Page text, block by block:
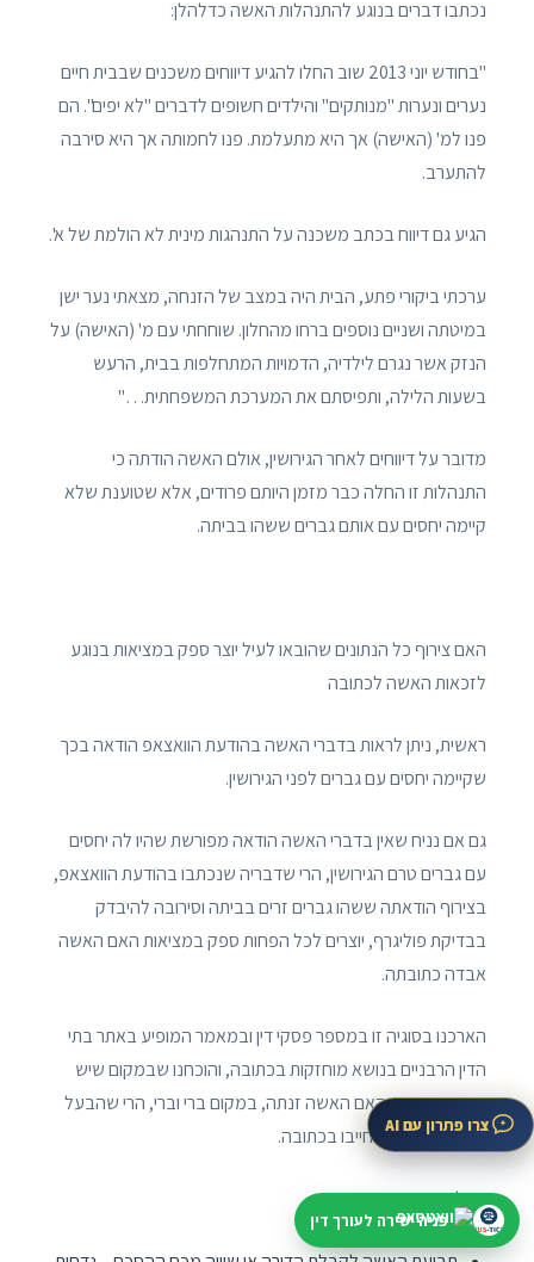
נכתבו דברים בנוגע להתנהלות האשה כדלהלן:
"בחודש יוני 2013 שוב החלו להגיע דיווחים משכנים שבבית חיים
נערים ונערות "מנותקים" והילדים חשופים לדברים "לא יפים". הם
פנו למ' (האישה) אך היא מתעלמת. פנו לחמותה אך היא סירבה
להתערב.
הגיע גם דיווח בכתב משכנה על התנהגות מינית לא הולמת של א'.
ערכתי ביקורי פתע, הבית היה במצב של הזנחה, מצאתי נער ישן
במיטתה ושניים נוספים ברחו מהחלון. שוחחתי עם מ' (האישה) על
הנזק אשר נגרם לילדיה, הדמויות המתחלפות בבית, הרעש
בשעות הלילה, ותפיסתם את המערכת המשפחתית…"
מדובר על דיווחים לאחר הגירושין, אולם האשה הודתה כי
התנהלות זו החלה כבר מזמן היותם פרודים, אלא שטוענת שלא
קיימה יחסים עם אותם גברים ששהו בביתה.
האם צירוף כל הנתונים שהובאו לעיל יוצר ספק במציאות בנוגע
לזכאות האשה לכתובה
ראשית, ניתן לראות בדברי האשה בהודעת הוואצאפ הודאה בכך
שקיימה יחסים עם גברים לפני הגירושין.
גם אם נניח שאין בדברי האשה הודאה מפורשת שהיו לה יחסים
עם גברים טרם הגירושין, הרי שדבריה שנכתבו בהודעת הוואצאפ,
בצירוף הודאתה ששהו גברים זרים בביתה וסירובה להיבדק
בבדיקת פוליגרף, יוצרים לכל הפחות ספק במציאות האם האשה
אבדה כתובתה.
הארכנו בסוגיה זו במספר פסקי דין ובמאמר המופיע באתר בתי
הדין הרבניים בנושא מוחזקות בכתובה, והוכחנו שבמקום שיש
ספק במציאות האם האשה זנתה, במקום ברי וברי, הרי שהבעל
מוחזק ולא ניתן לחייבו בכתובה.
החלטה
צרו פתרון עם AI
פניה ישירה לעורך דין